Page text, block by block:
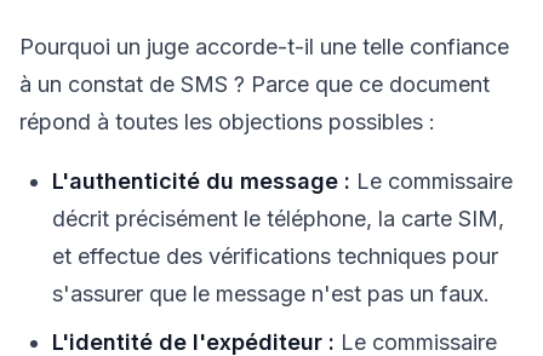
Pourquoi un juge accorde-t-il une telle confiance
à un constat de SMS ? Parce que ce document
répond à toutes les objections possibles :
L'authenticité du message : Le commissaire
décrit précisément le téléphone, la carte SIM,
et effectue des vérifications techniques pour
s'assurer que le message n'est pas un faux.
L'identité de l'expéditeur : Le commissaire